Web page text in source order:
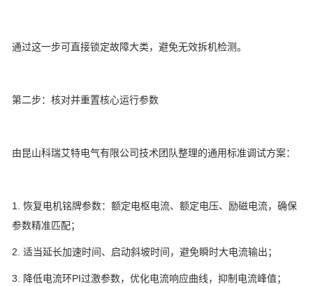
通过这一步可直接锁定故障大类，避免无效拆机检测。
第二步：核对并重置核心运行参数
由昆山科瑞艾特电气有限公司技术团队整理的通用标准调试方案：
1. 恢复电机铭牌参数：额定电枢电流、额定电压、励磁电流，确保
参数精准匹配；
2. 适当延长加速时间、启动斜坡时间，避免瞬时大电流输出；
3. 降低电流环PI过激参数，优化电流响应曲线，抑制电流峰值；